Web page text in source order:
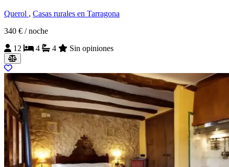
Querol , Casas rurales en Tarragona
340 € / noche
12
4 4 Sin opiniones